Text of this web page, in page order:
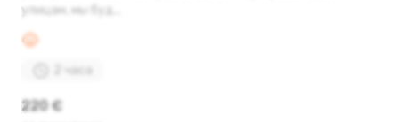
улицам, мы буд...
2 часа
220 €